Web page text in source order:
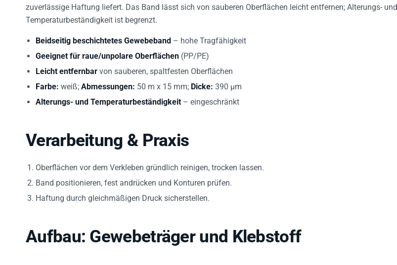
zuverlässige Haftung liefert. Das Band lässt sich von sauberen Oberflächen leicht entfernen; Alterungs- und
Temperaturbeständigkeit ist begrenzt.
Beidseitig beschichtetes Gewebeband – hohe Tragfähigkeit
Geeignet für raue/unpolare Oberflächen (PP/PE)
Leicht entfernbar von sauberen, spaltfesten Oberflächen
Farbe: weiß; Abmessungen: 50 m x 15 mm; Dicke: 390 µm
Alterungs- und Temperaturbeständigkeit – eingeschränkt
Verarbeitung & Praxis
Oberflächen vor dem Verkleben gründlich reinigen, trocken lassen.
Band positionieren, fest andrücken und Konturen prüfen.
Haftung durch gleichmäßigen Druck sicherstellen.
Aufbau: Gewebeträger und Klebstoff